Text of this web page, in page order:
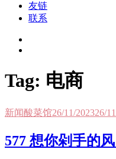
友链
联系
Tag: 电商
新闻酸菜馆26/11/202326/
577 想你剁手的